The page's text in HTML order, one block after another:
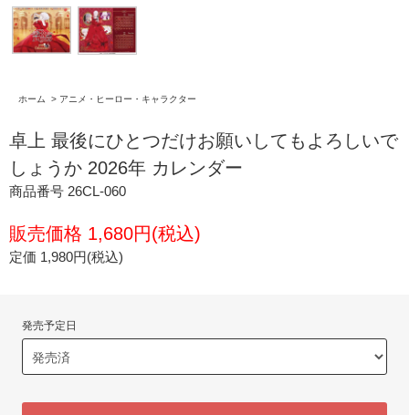
ホーム > アニメ・ヒーロー・キャラクター
卓上 最後にひとつだけお願いしてもよろしいで
しょうか 2026年 カレンダー
商品番号 26CL-060
販売価格 1,680円(税込)
定価 1,980円(税込)
発売予定日